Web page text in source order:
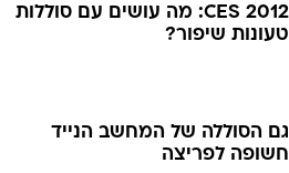
CES 2012: מה עושים עם סוללות
טעונות שיפור?
גם הסוללה של המחשב הנייד
חשופה לפריצה